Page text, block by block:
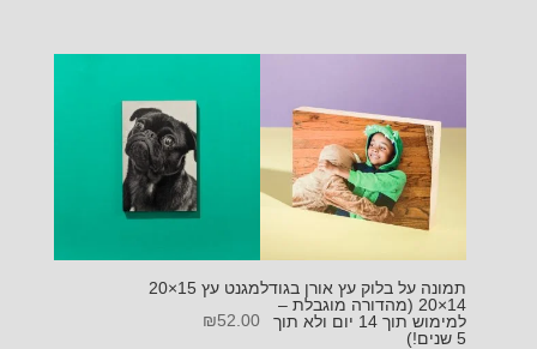
⁦₪65.00⁩
תמונה על בלוק עץ אורן בגודל
14×20 (מהדורה מוגבלת –
למימוש תוך 14 יום ולא תוך
5 שנים!)
מגנט עץ 15×20
₪52.00